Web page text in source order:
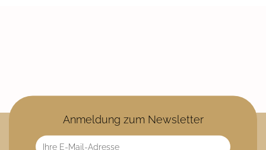
Anmeldung zum Newsletter